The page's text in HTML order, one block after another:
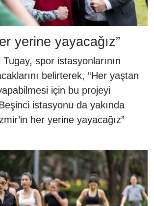
yerine yayacağız”
spor istasyonlarının
belirterek, “Her yaştan
için bu projeyi
istasyonu da yakında
her yerine yayacağız”